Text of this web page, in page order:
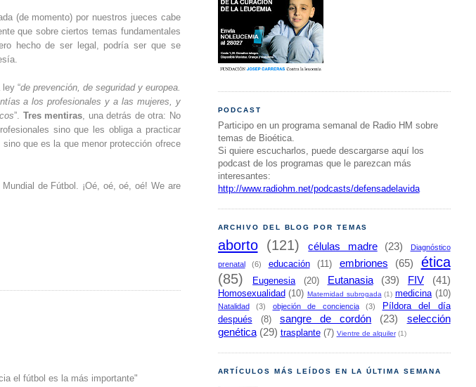
(de momento) por nuestros jueces cabe
que sobre ciertos temas fundamentales
hecho de ser legal, podría ser que se
“de prevención, de seguridad y europea.
a los profesionales y a las mujeres, y
”. Tres mentiras , una detrás de otra: No
sino que les obliga a practicar
que es la que menor protección ofrece
de Fútbol. ¡Oé, oé, oé, oé! We are
el fútbol es la más importante"
PODCAST
Participo en un programa semanal de Radio HM sobre
temas de Bioética.
Si quiere escucharlos, puede descargarse aquí los
podcast de los programas que le parezcan más
interesantes:
http://www.radiohm.net/podcasts/defensadelavida
ARCHIVO DEL BLOG POR TEMAS
aborto (121) células madre (23)
Diagnóstico
prenatal
(6) educación (11) embriones (65)
ética
(85)
Eugenesia (20) Eutanasia (39) FIV (41)
Homosexualidad (10) Maternidad subrogada (1) medicina (10)
Natalidad (3) objeción de conciencia (3)
Píldora del día
después
(8) sangre de cordón (23)
selección
genética (29) trasplante (7) Vientre de alquiler (1)
ARTÍCULOS MÁS LEÍDOS EN LA ÚLTIMA SEMANA